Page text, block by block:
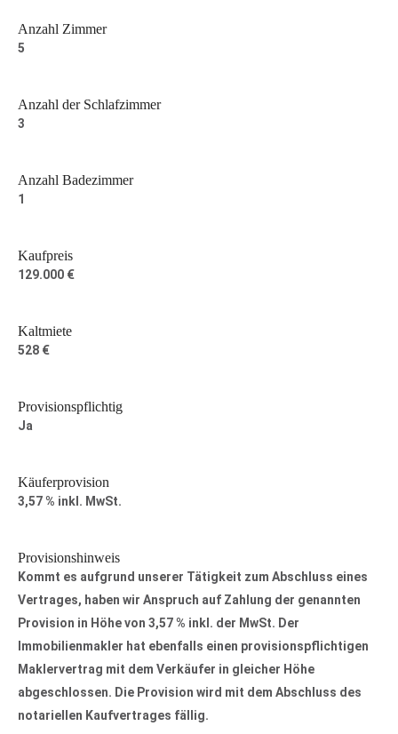
Anzahl Zimmer
5
Anzahl der Schlafzimmer
3
Anzahl Badezimmer
1
Kaufpreis
129.000 €
Kaltmiete
528 €
Provisionspflichtig
Ja
Käuferprovision
3,57 % inkl. MwSt.
Provisionshinweis
Kommt es aufgrund unserer Tätigkeit zum Abschluss eines
Vertrages, haben wir Anspruch auf Zahlung der genannten
Provision in Höhe von 3,57 % inkl. der MwSt. Der
Immobilienmakler hat ebenfalls einen provisionspflichtigen
Maklervertrag mit dem Verkäufer in gleicher Höhe
abgeschlossen. Die Provision wird mit dem Abschluss des
notariellen Kaufvertrages fällig.